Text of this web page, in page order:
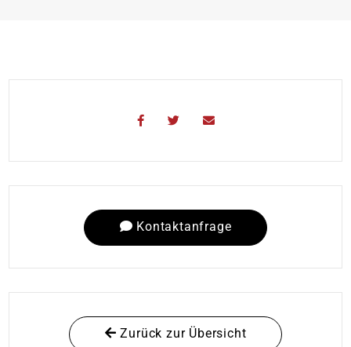
Kontaktanfrage
Zurück zur Übersicht